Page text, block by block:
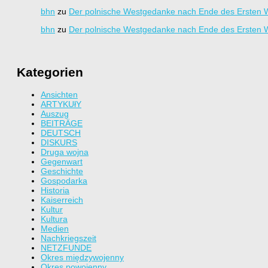
bhn zu Der polnische Westgedanke nach Ende des Ersten
bhn zu Der polnische Westgedanke nach Ende des Ersten
Kategorien
Ansichten
ARTYKUłY
Auszug
BEITRÄGE
DEUTSCH
DISKURS
Druga wojna
Gegenwart
Geschichte
Gospodarka
Historia
Kaiserreich
Kultur
Kultura
Medien
Nachkriegszeit
NETZFUNDE
Okres międzywojenny